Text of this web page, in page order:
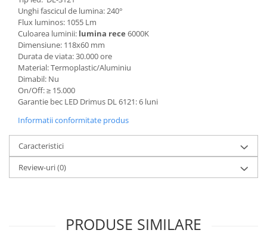
Unghi fascicul de lumina: 240°
Flux luminos: 1055 Lm
Culoarea luminii: lumina rece 6000K
Dimensiune: 118x60 mm
Durata de viata: 30.000 ore
Material: Termoplastic/Aluminiu
Dimabil: Nu
On/Off:≥ 15.000
Garantie bec LED Drimus DL 6121: 6 luni
Informatii conformitate produs
Caracteristici
Review-uri(0)
PRODUSE SIMILARE